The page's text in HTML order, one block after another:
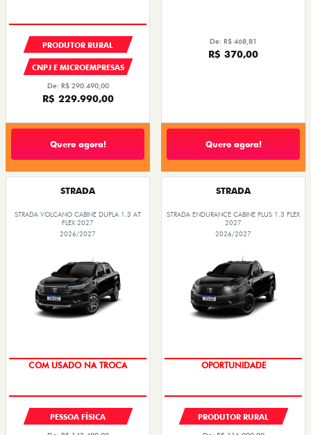
PRODUTOR RURAL
CNPJ E MICROEMPRESAS
De: R$ 290.490,00
R$ 229.990,00
Quero agora!
De: R$ 468,81
R$ 370,00
Quero agora!
STRADA
STRADA VOLCANO CABINE DUPLA 1.3 AT
FLEX 2027
2026/2027
COM USADO NA TROCA
PESSOA FÍSICA
STRADA
STRADA ENDURANCE CABINE PLUS 1.3 FLEX
2027
2026/2027
TAXA ZERO
PRODUTOR RURAL